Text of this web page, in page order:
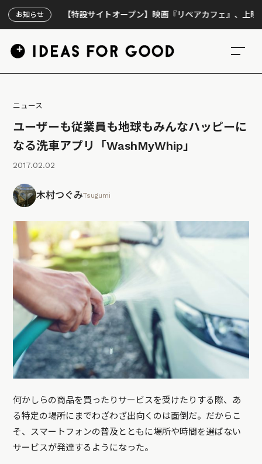
お知らせ【特設サイトオープン】映画『リペアカフェ』、上映300回の
ニュース
ユーザーも従業員も地球もみんなハッピーに
なる洗車アプリ「WashMyWhip」
2017.02.02
木村つぐみTsugumi
何かしらの商品を買ったりサービスを受けたりする際、あ
る特定の場所にまでわざわざ出向くのは面倒だ。だからこ
そ、スマートフォンの普及とともに場所や時間を選ばない
サービスが発達するようになった。